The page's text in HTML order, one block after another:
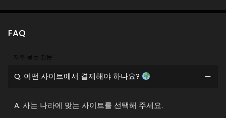
FAQ
자주 묻는 질문
Q. 어떤 사이트에서 결제해야 하나요?
A. 사는 나라에 맞는 사이트를 선택해 주세요.